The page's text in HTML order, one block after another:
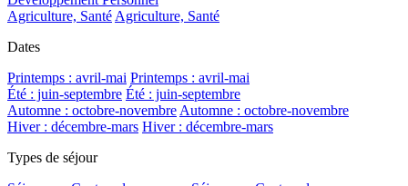
Agriculture, Santé Agriculture, Santé
Dates
Printemps : avril-mai Printemps : avril-mai
Été : juin-septembre Été : juin-septembre
Automne : octobre-novembre Automne : octobre-novembre
Hiver : décembre-mars Hiver : décembre-mars
Types de séjour